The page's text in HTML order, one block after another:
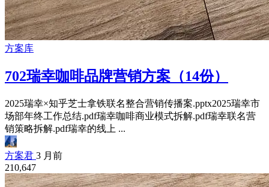
方案库
702瑞幸咖啡品牌营销方案（14份）
2025瑞幸×知乎芝士拿铁联名整合营销传播案.pptx2025瑞幸市
场部年终工作总结.pdf瑞幸咖啡商业模式拆解.pdf瑞幸联名营
销策略拆解.pdf瑞幸的线上 ...
方案君 3 月前
210,647